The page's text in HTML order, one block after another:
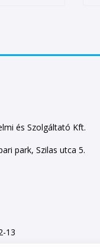
és Szolgáltató Kft.
park, Szilas utca 5.
13